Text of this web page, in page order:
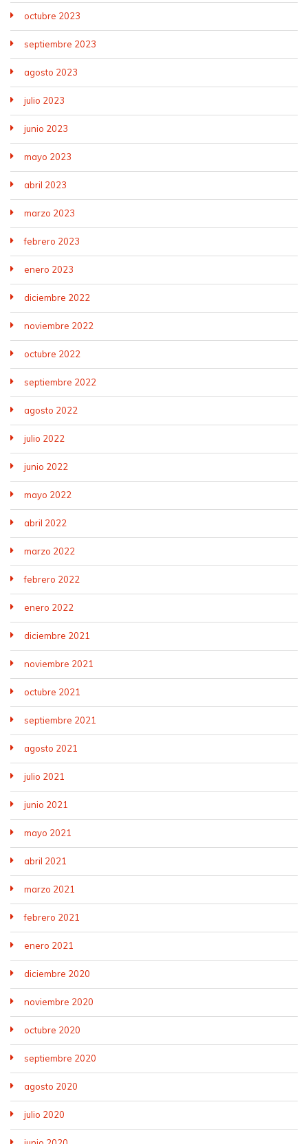
octubre 2023
septiembre 2023
agosto 2023
julio 2023
junio 2023
mayo 2023
abril 2023
marzo 2023
febrero 2023
enero 2023
diciembre 2022
noviembre 2022
octubre 2022
septiembre 2022
agosto 2022
julio 2022
junio 2022
mayo 2022
abril 2022
marzo 2022
febrero 2022
enero 2022
diciembre 2021
noviembre 2021
octubre 2021
septiembre 2021
agosto 2021
julio 2021
junio 2021
mayo 2021
abril 2021
marzo 2021
febrero 2021
enero 2021
diciembre 2020
noviembre 2020
octubre 2020
septiembre 2020
agosto 2020
julio 2020